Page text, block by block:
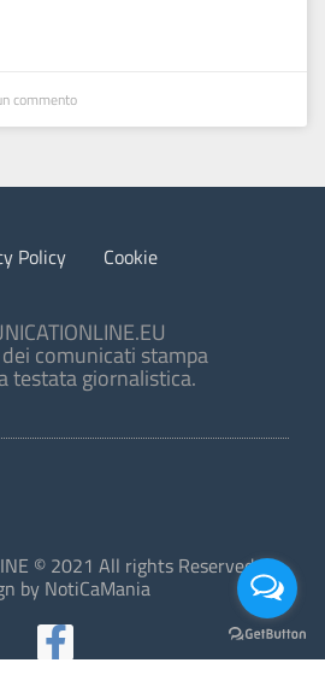
commento
Policy Cookie
comunicati stampa
testata giornalistica.
© 2021 All rights Reserved.
by NotiCaMania